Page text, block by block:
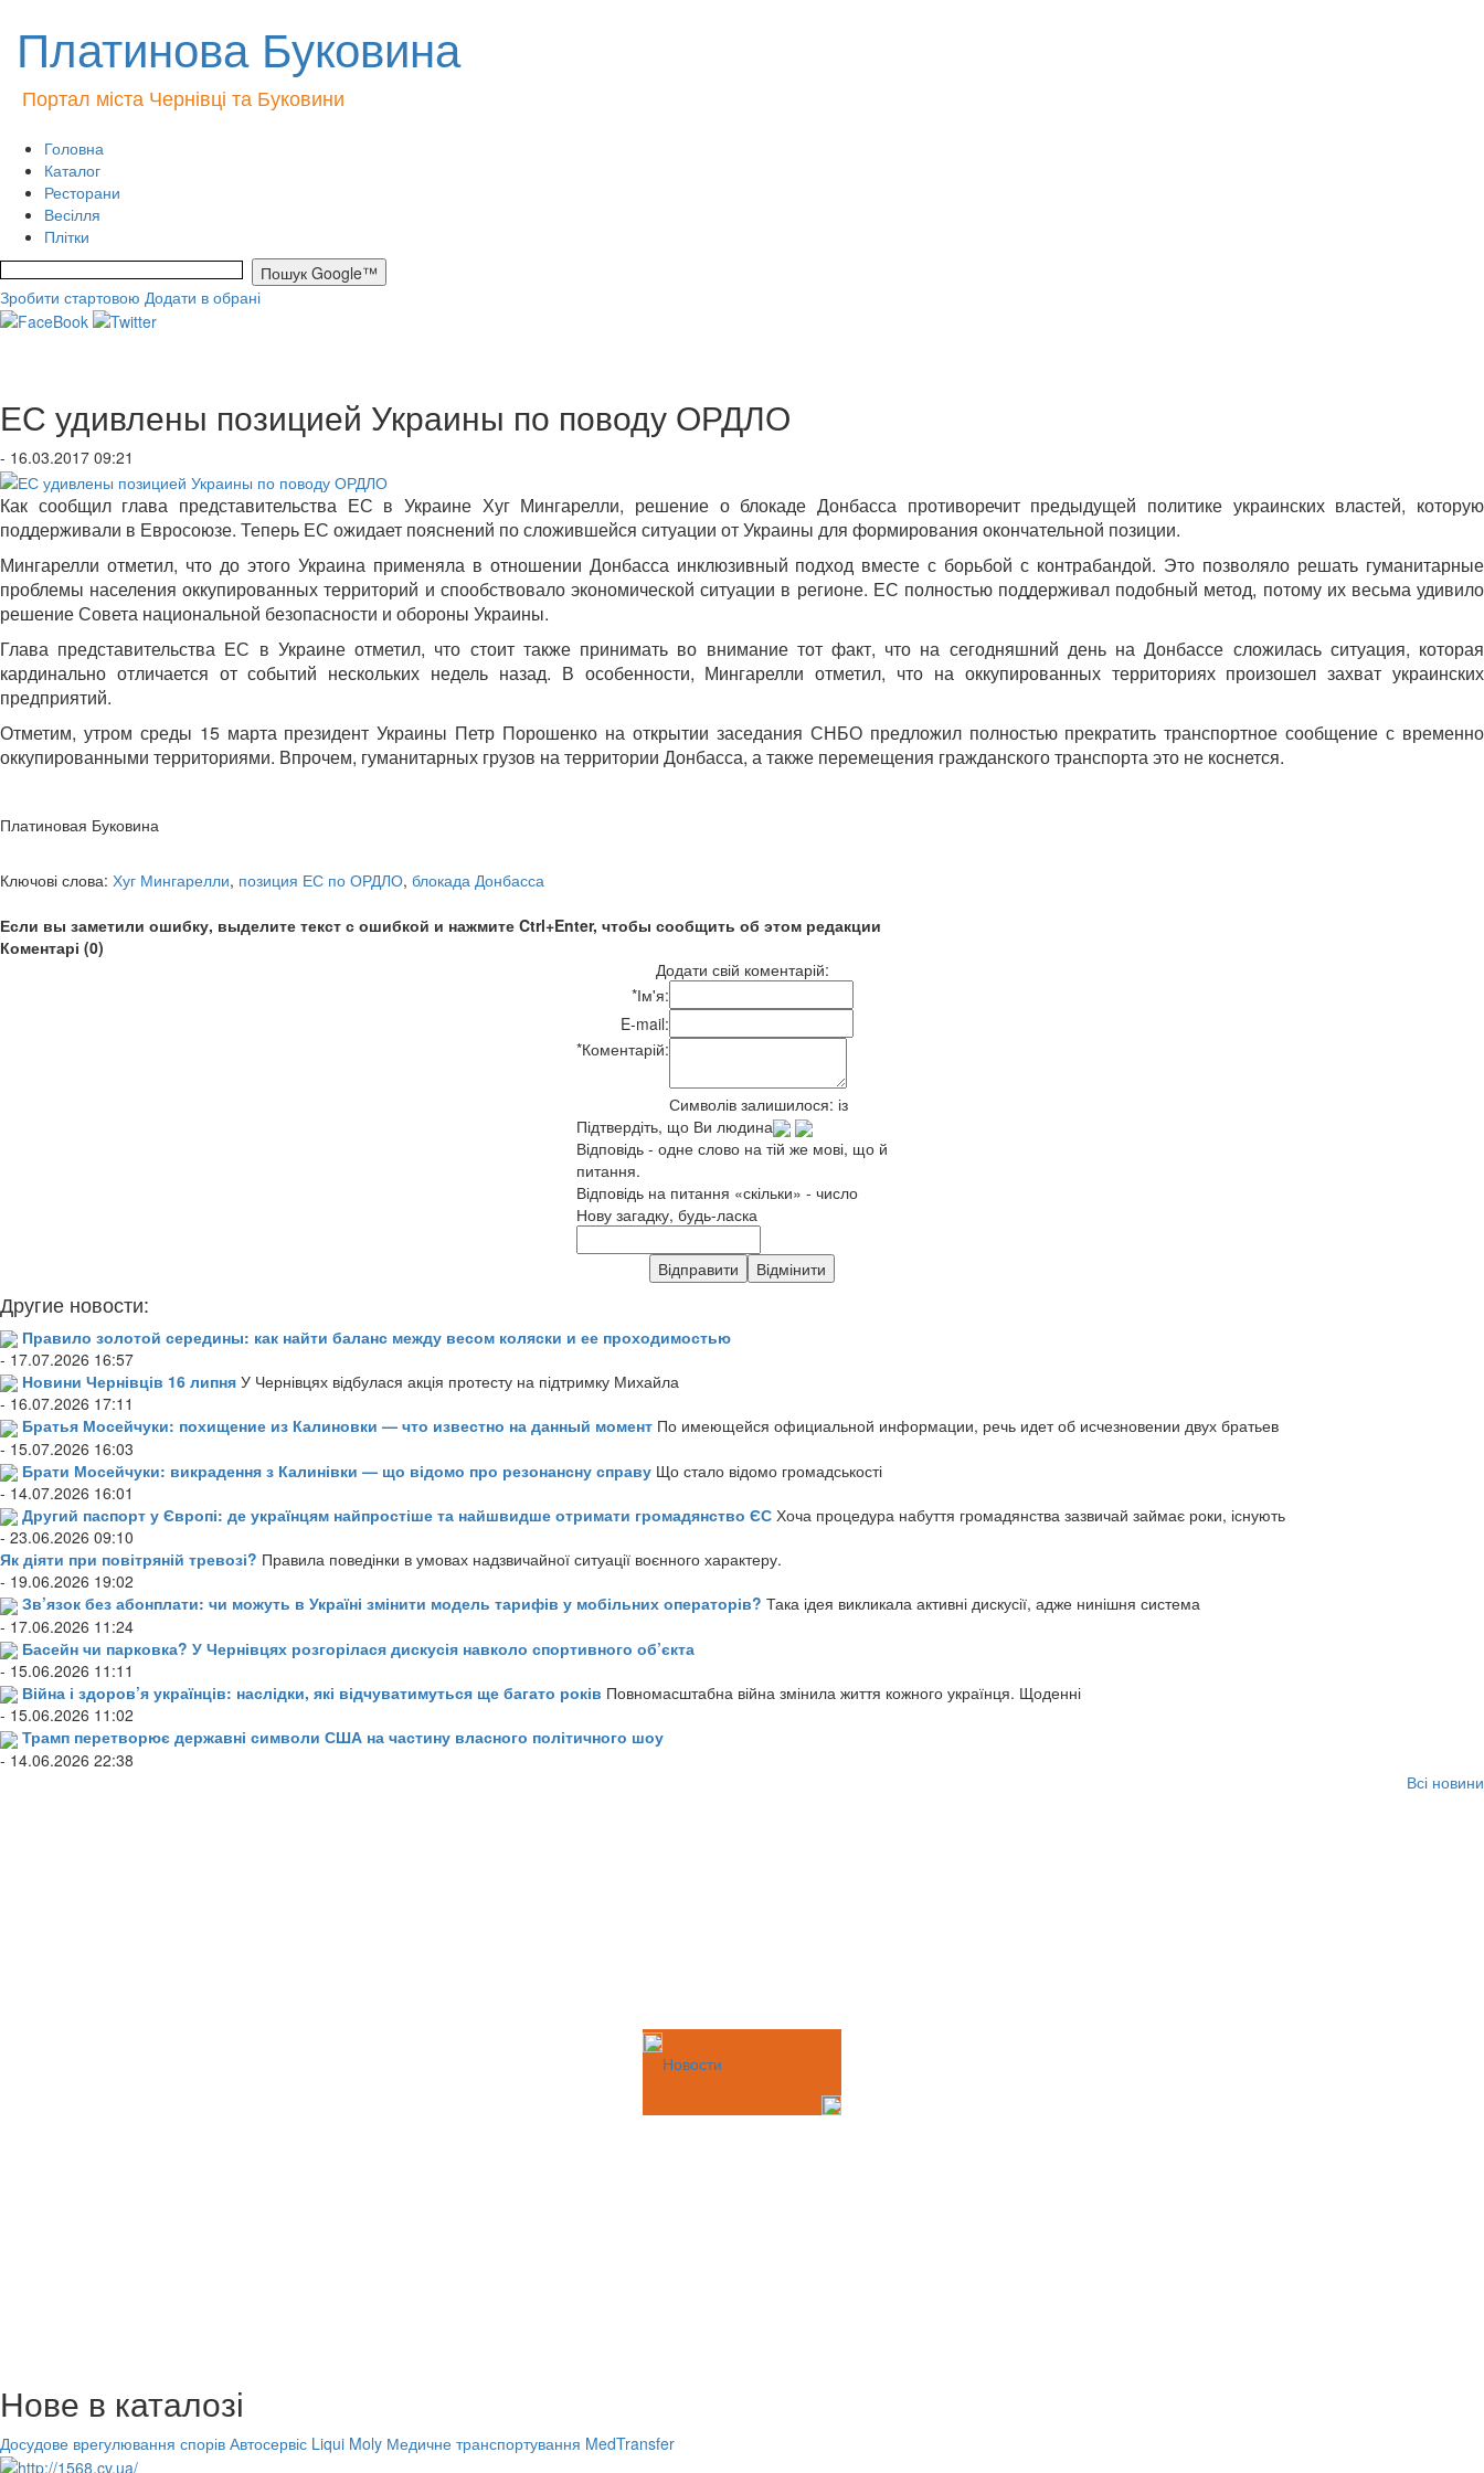
Платинова Буковина
Портал міста Чернівці та Буковини
Головна
Каталог
Ресторани
Весілля
Плітки
Зробити стартовою Додати в обрані
ЕС удивлены позицией Украины по поводу ОРДЛО
- 16.03.2017 09:21
Как сообщил глава представительства ЕС в Украине Хуг Мингарелли, решение о блокаде Донбасса противоречит предыдущей политике украинских властей, которую
поддерживали в Евросоюзе. Теперь ЕС ожидает пояснений по сложившейся ситуации от Украины для формирования окончательной позиции.
Мингарелли отметил, что до этого Украина применяла в отношении Донбасса инклюзивный подход вместе с борьбой с контрабандой. Это позволяло решать гуманитарные
проблемы населения оккупированных территорий и спообствовало экономической ситуации в регионе. ЕС полностью поддерживал подобный метод, потому их весьма удивило
решение Совета национальной безопасности и обороны Украины.
Глава представительства ЕС в Украине отметил, что стоит также принимать во внимание тот факт, что на сегодняшний день на Донбассе сложилась ситуация, которая
кардинально отличается от событий нескольких недель назад. В особенности, Мингарелли отметил, что на оккупированных территориях произошел захват украинских
предприятий.
Отметим, утром среды 15 марта президент Украины Петр Порошенко на открытии заседания СНБО предложил полностью прекратить транспортное сообщение с временно
оккупированными территориями. Впрочем, гуманитарных грузов на территории Донбасса, а также перемещения гражданского транспорта это не коснется.
Платиновая Буковина
Ключові слова: Хуг Мингарелли, позиция ЕС по ОРДЛО, блокада Донбасса
Если вы заметили ошибку, выделите текст с ошибкой и нажмите Ctrl+Enter, чтобы сообщить об этом редакции
Коментарі (0)
Додати свій коментарій:
*Ім'я:
E-mail:
*Коментарій:
Символів залишилося: із
Підтвердіть, що Ви людина
Відповідь - одне слово на тій же мові, що й
питання.
Відповідь на питання «скільки» - число
Нову загадку, будь-ласка
Другие новости:
Правило золотой середины: как найти баланс между весом коляски и ее проходимостью
- 17.07.2026 16:57
Новини Чернівців 16 липня У Чернівцях відбулася акція протесту на підтримку Михайла
- 16.07.2026 17:11
Братья Мосейчуки: похищение из Калиновки — что известно на данный момент По имеющейся официальной информации, речь идет об исчезновении двух братьев
- 15.07.2026 16:03
Брати Мосейчуки: викрадення з Калинівки — що відомо про резонансну справу Що стало відомо громадськості
- 14.07.2026 16:01
Другий паспорт у Європі: де українцям найпростіше та найшвидше отримати громадянство ЄС Хоча процедура набуття громадянства зазвичай займає роки, існують
- 23.06.2026 09:10
Як діяти при повітряній тревозі? Правила поведінки в умовах надзвичайної ситуації воєнного характеру.
- 19.06.2026 19:02
Зв’язок без абонплати: чи можуть в Україні змінити модель тарифів у мобільних операторів? Така ідея викликала активні дискусії, адже нинішня система
- 17.06.2026 11:24
Басейн чи парковка? У Чернівцях розгорілася дискусія навколо спортивного об’єкта
- 15.06.2026 11:11
Війна і здоров’я українців: наслідки, які відчуватимуться ще багато років Повномасштабна війна змінила життя кожного українця. Щоденні
- 15.06.2026 11:02
Трамп перетворює державні символи США на частину власного політичного шоу
- 14.06.2026 22:38
Всі новини
Новости
Нове в каталозі
Досудове врегулювання спорів Автосервіс Liqui Moly Медичне транспортування MedTransfer